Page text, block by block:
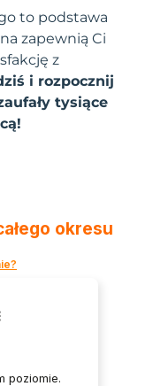
to podstawa
zapewnią Ci
z
i rozpocznij
tysiące
okresu
poziomie.